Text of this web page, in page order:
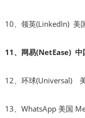
10、领英(LinkedIn)
11、网易(NetEase) 中
12、环球(Universal)
13、WhatsApp 美国